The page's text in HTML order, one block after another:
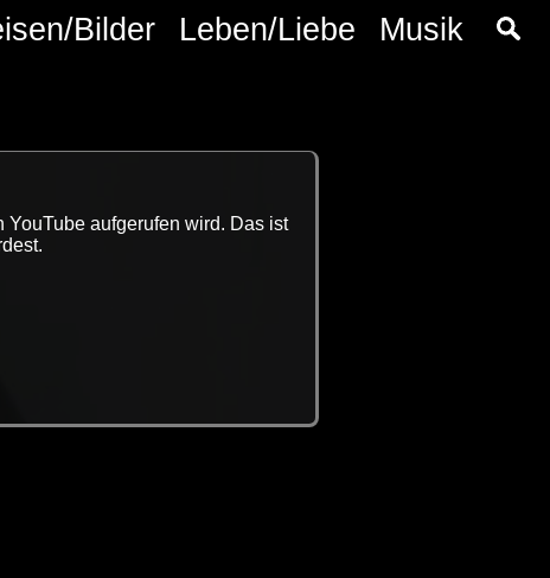
Bilder Leben/Liebe Musik
aufgerufen wird. Das ist